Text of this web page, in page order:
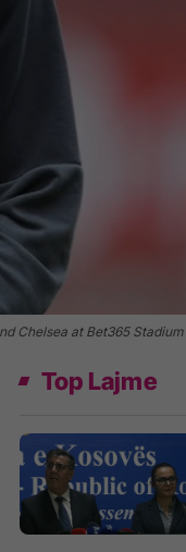
Chelsea at Bet365
Top Lajme